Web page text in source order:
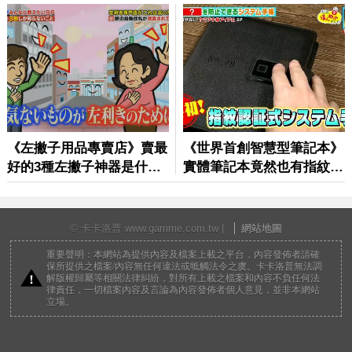
© 卡卡洛普 www.gamme.com.tw | 網站地圖
重要聲明：本網站為提供內容及檔案上載之平台，內容發佈者請確
保所提供之檔案/內容無任何違法或牴觸法令之虞。卡卡洛普無法調
解版權歸屬等相關法律糾紛，對所有上載之檔案和內容不負任何法
律責任，一切檔案內容及言論為內容發佈者個人意見，並非本網站
立場。